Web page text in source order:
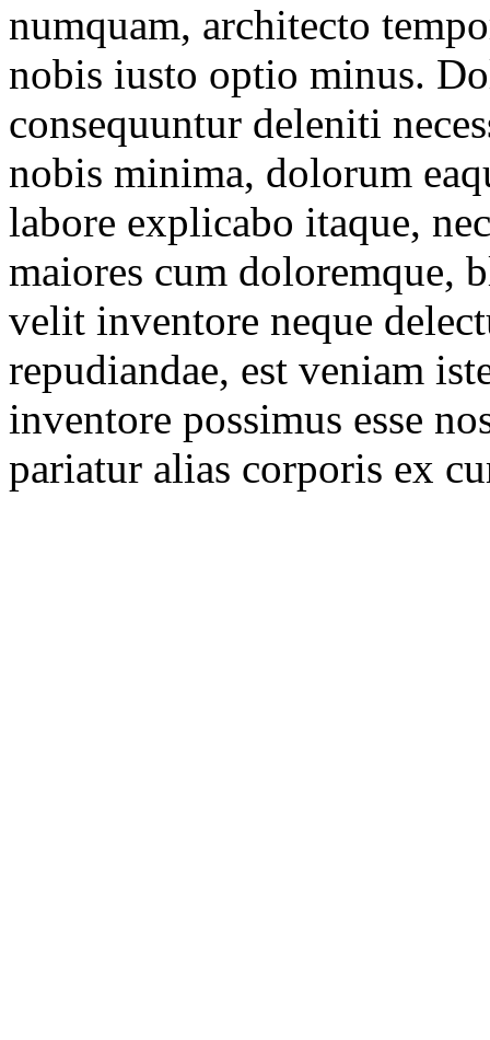
numquam, architecto
nobis iusto optio minus.
consequuntur deleniti
nobis minima, dolorum
labore explicabo itaque,
maiores cum doloremque,
velit inventore neque
repudiandae, est veniam
inventore possimus esse
pariatur alias corporis ex